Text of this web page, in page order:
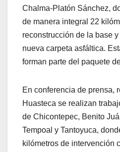
Chalma-Platón Sánchez,
de manera integral 22
reconstrucción de la base
nueva carpeta asfáltica.
forman parte del paquete
En conferencia de prensa,
Huasteca se realizan
de Chicontepec, Benito
Tempoal y Tantoyuca,
kilómetros de intervención